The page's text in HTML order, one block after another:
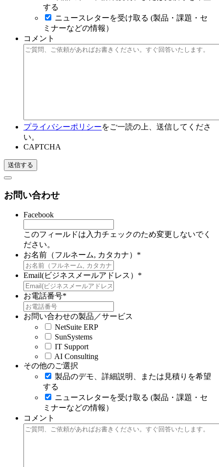
する
ニュースレターを受け取る (製品・課題・セ
ミナーなどの情報）
コメント
プライバシーポリシーをご一読の上、送信してくださ
い。
CAPTCHA
お問い合わせ
Facebook
このフィールドは入力チェックのため変更しないでく
ださい。
お名前（フルネーム, カタカナ） *
Email(ビジネスメールアドレス） *
お電話番号*
お問い合わせの製品／サービス
NetSuite ERP
SunSystems
IT Support
AI Consulting
その他のご選択
製品のデモ、詳細説明、または見積りを希望
する
ニュースレターを受け取る (製品・課題・セ
ミナーなどの情報）
コメント